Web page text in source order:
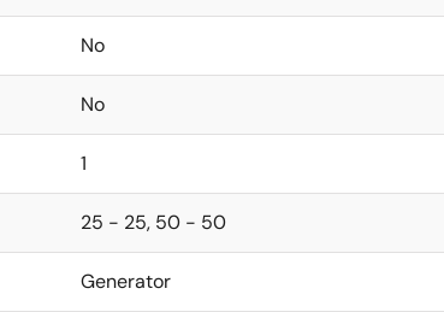
No
No
1
25 - 25, 50 - 50
Generator